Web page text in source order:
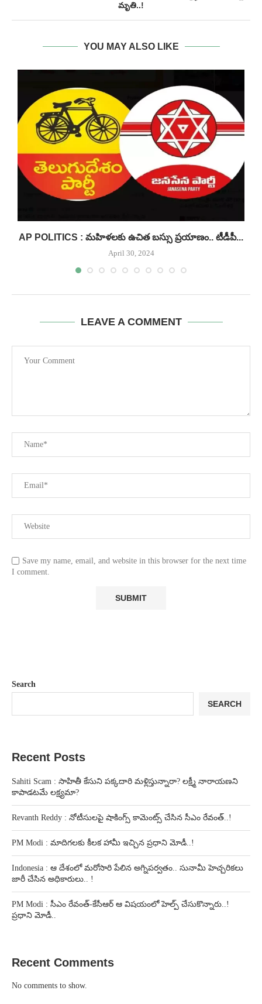
మృతి..!
YOU MAY ALSO LIKE
AP POLITICS : మహిళలకు ఉచిత బస్సు ప్రయాణం.. టీడీపీ...
April 30, 2024
LEAVE A COMMENT
Save my name, email, and website in this browser for the next time
I comment.
Search
SEARCH
Recent Posts
Sahiti Scam : సాహితీ కేసుని పక్కదారి మళ్లిస్తున్నారా? లక్ష్మీ నారాయణని
కాపాడటమే లక్ష్యమా?
Revanth Reddy : నోటీసులపై షాకింగ్స్ కామెంట్స్ చేసిన సీఎం రేవంత్..!
PM Modi : మాదిగలకు కీలక హామీ ఇచ్చిన ప్రధాని మోడీ..!
Indonesia : ఆ దేశంలో మరోసారి పేలిన అగ్నిపర్వతం.. సునామీ హెచ్చరికలు
జారీ చేసిన అధికారులు.. !
PM Modi : సీఎం రేవంత్-కేసీఆర్ ఆ విషయంలో హెల్ప్ చేసుకొన్నారు..!
ప్రధాని మోడీ..
Recent Comments
No comments to show.